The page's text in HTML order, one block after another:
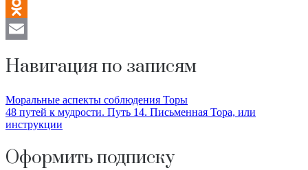
Telegram
Odnoklassniki
Навигация по записям
Моральные аспекты соблюдения Торы
48 путей к мудрости. Путь 14. Письменная Тора, или
инструкции
Оформить подписку